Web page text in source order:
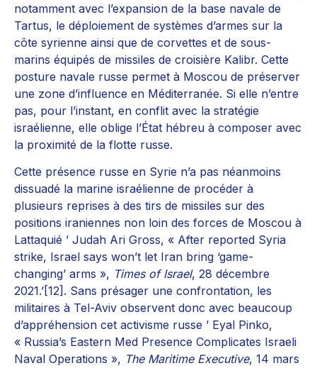
notamment avec l’expansion de la base navale de
Tartus, le déploiement de systèmes d’armes sur la
côte syrienne ainsi que de corvettes et de sous-
marins équipés de missiles de croisière Kalibr. Cette
posture navale russe permet à Moscou de préserver
une zone d’influence en Méditerranée. Si elle n’entre
pas, pour l’instant, en conflit avec la stratégie
israélienne, elle oblige l’État hébreu à composer avec
la proximité de la flotte russe.
Cette présence russe en Syrie n’a pas néanmoins
dissuadé la marine israélienne de procéder à
plusieurs reprises à des tirs de missiles sur des
positions iraniennes non loin des forces de Moscou à
Lattaquié ’ Judah Ari Gross, « After reported Syria
strike, Israel says won’t let Iran bring ‘game-
changing’ arms », Times of Israel, 28 décembre
2021.’[12]. Sans présager une confrontation, les
militaires à Tel-Aviv observent donc avec beaucoup
d’appréhension cet activisme russe ’ Eyal Pinko,
« Russia’s Eastern Med Presence Complicates Israeli
Naval Operations », The Maritime Executive, 14 mars